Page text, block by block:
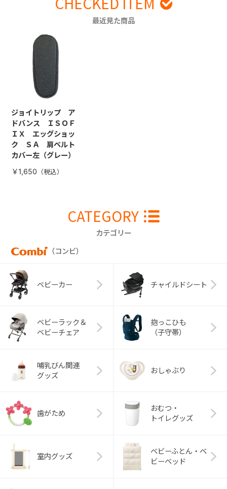
最近見た商品
ジョイトリップ ア
ドバンス ＩＳＯＦ
ＩＸ エッグショッ
ク ＳＡ 肩ベルト
カバー左（グレー）
￥1,650
CATEGORY
カテゴリー
（コンビ）
ベビーカー チャイルドシート
ベビーラック＆
ベビーチェア
抱っこひも
（子守帯）
哺乳びん関連
グッズ
おしゃぶり
歯がため
おむつ・
トイレグッズ
室内グッズ
ベビーふとん・ベ
ビーベッド